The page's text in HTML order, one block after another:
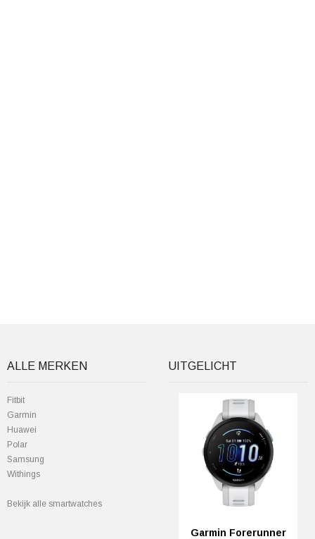
ALLE MERKEN
Fitbit
Garmin
Huawei
Polar
Samsung
Withings
Bekijk alle smartwatches
UITGELICHT
Garmin Forerunner